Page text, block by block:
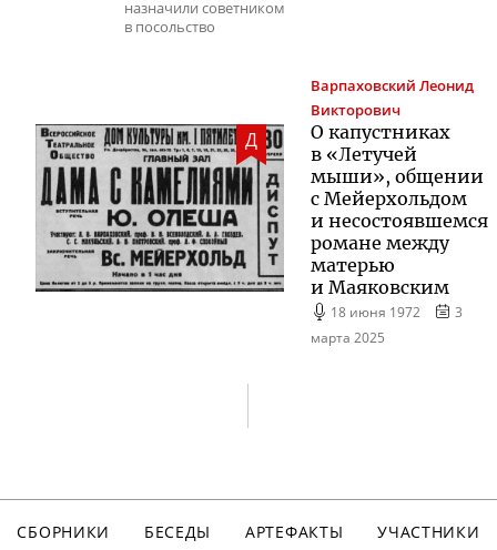
назначили советником
в посольство
Д
Варпаховский Леонид
Викторович
О капустниках
в «Летучей
мыши», общении
с Мейерхольдом
и несостоявшемся
романе между
матерью
и Маяковским
18 июня 1972
3
марта 2025
СБОРНИКИ БЕСЕДЫ АРТЕФАКТЫ
УЧАСТНИКИ